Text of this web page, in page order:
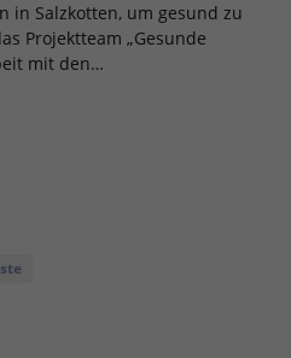
in Salzkotten, um gesund zu
Projektteam „Gesunde
mit den…